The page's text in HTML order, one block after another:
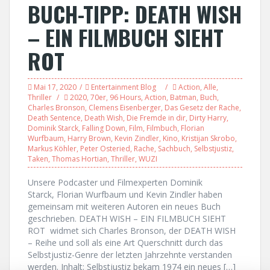
BUCH-TIPP: DEATH WISH
– EIN FILMBUCH SIEHT
ROT
Mai 17, 2020 Entertainment Blog Action, Alle,
Thriller
2020, 70er, 96 Hours, Action, Batman, Buch,
Charles Bronson, Clemens Eisenberger, Das Gesetz der Rache,
Death Sentence, Death Wish, Die Fremde in dir, Dirty Harry,
Dominik Starck, Falling Down, Film, Filmbuch, Florian
Wurfbaum, Harry Brown, Kevin Zindler, Kino, Kristijan Skrobo,
Markus Köhler, Peter Osteried, Rache, Sachbuch, Selbstjustiz,
Taken, Thomas Hortian, Thriller, WUZI
Unsere Podcaster und Filmexperten Dominik
Starck, Florian Wurfbaum und Kevin Zindler haben
gemeinsam mit weiteren Autoren ein neues Buch
geschrieben. DEATH WISH – EIN FILMBUCH SIEHT
ROT widmet sich Charles Bronson, der DEATH WISH
– Reihe und soll als eine Art Querschnitt durch das
Selbstjustiz-Genre der letzten Jahrzehnte verstanden
werden. Inhalt: Selbstjustiz bekam 1974 ein neues […]